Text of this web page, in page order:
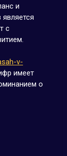
и
с
v-
имеет
о